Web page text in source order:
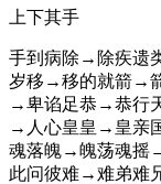
上下其手
手到病除→除疾遗
岁移→移的就箭→
→卑谄足恭→恭行
→人心皇皇→皇亲
魂落魄→魄荡魂摇
此问彼难→难弟难